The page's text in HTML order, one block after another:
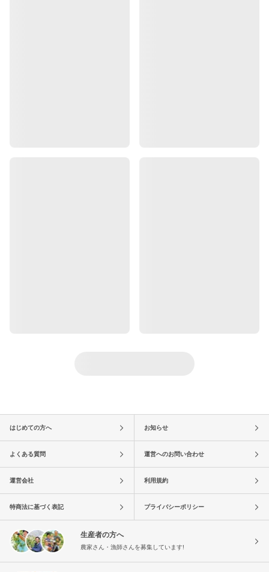
はじめての方へ お知らせ
よくある質問 運営へのお問い合わせ
運営会社 利用規約
特商法に基づく表記 プライバシーポリシー
生産者の方へ
農家さん・漁師さんを募集しています!